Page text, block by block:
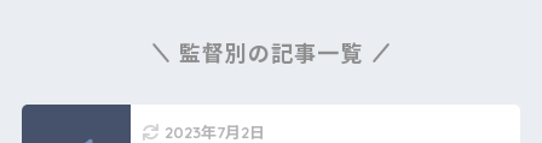
監督別の記事一覧
2023年7月2日